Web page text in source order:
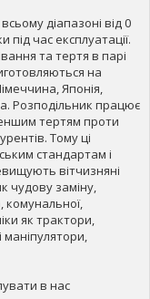
діапазоні від 0
час експлуатації.
та тертя в парі
на
Японія,
Розподільник працює
тертям проти
Тому ці
стандартам і
вітчизняні
чудову заміну,
комунальної,
як трактори,
в нас